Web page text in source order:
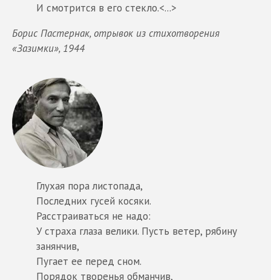
И смотрится в его стекло.<...>
Борис Пастернак, отрывок из стихотворения
«Зазимки», 1944
Глухая пора листопада,
Последних гусей косяки.
Расстраиваться не надо:
У страха глаза велики. Пусть ветер, рябину
занянчив,
Пугает ее перед сном.
Порядок творенья обманчив,